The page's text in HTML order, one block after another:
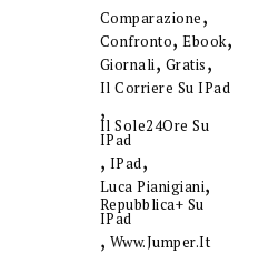
Comparazione,
Confronto,Ebook,
Giornali, Gratis,
Il Corriere Su IPad
,
Il Sole24Ore Su
IPad
, IPad,
Luca Pianigiani,
Repubblica+ Su
IPad
, Www.jumper.it